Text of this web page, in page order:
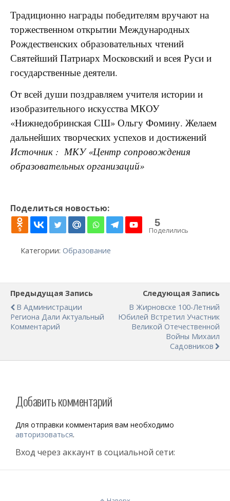
Традиционно награды победителям вручают на
торжественном открытии Международных
Рождественских образовательных чтений
Святейший Патриарх Московский и всея Руси и
государственные деятели.
От всей души поздравляем учителя истории и
изобразительного искусства МКОУ
«Нижнедобринская СШ» Ольгу Фомину. Желаем
дальнейших творческих успехов и достижений
Источник : МКУ «Центр сопровождения
образовательных организаций»
Поделиться новостью:
5
5
Поделились
Категории: Образование
Предыдущая Запись
В Администрации
Региона Дали Актуальный
Комментарий
Следующая Запись
В Жирновске 100-Летний
Юбилей Встретил Участник
Великой Отечественной
Войны Михаил
Садовников
Добавить комментарий
Для отправки комментария вам необходимо
авторизоваться.
Вход через аккаунт в социальной сети: